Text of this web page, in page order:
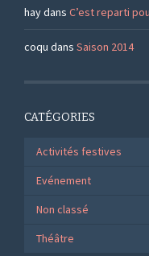
haydans C’est reparti
coqu dans Saison 2014
CATÉGORIES
Activités festives
Evénement
Non classé
Théâtre